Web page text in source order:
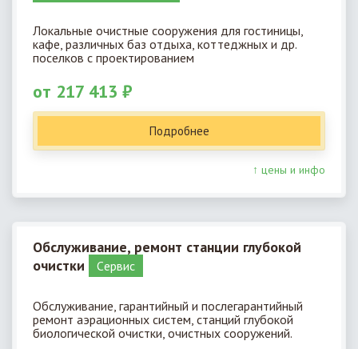
Локальные очистные сооружения для гостиницы,
кафе, различных баз отдыха, коттеджных и др.
поселков с проектированием
от 217 413 ₽
Подробнее
↑ цены и инфо
Обслуживание, ремонт станции глубокой
очистки
Cервис
Обслуживание, гарантийный и послегарантийный
ремонт аэрационных систем, станций глубокой
биологической очистки, очистных сооружений.